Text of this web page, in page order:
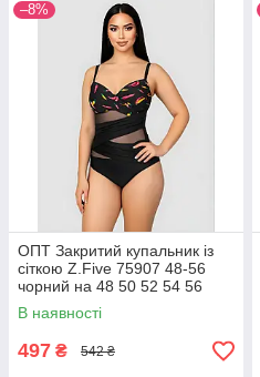
–8%
ОПТ Закритий купальник із
сіткою Z.Five 75907 48-56
чорний на 48 50 52 54 56
розмір
В наявності
497 ₴ 542 ₴